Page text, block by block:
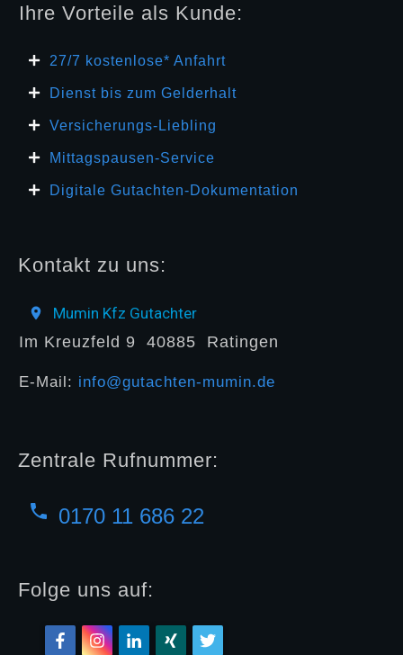
Ihre Vorteile als Kunde:
27/7 kosten lose* Anfahrt
Dienst bis zum Gelderhalt
Versicherungs-Liebling
Mittagspausen-Service
Digitale Gutachten-Dokumentation
Kontakt zu uns:
Mumin Kfz Gutachter
Im Kreuzfeld 9 40885 Ratingen
E-Mail: info@gutachten-mumin.de
Zentrale Rufnummer:
0170 11 686 22
Folge uns auf: